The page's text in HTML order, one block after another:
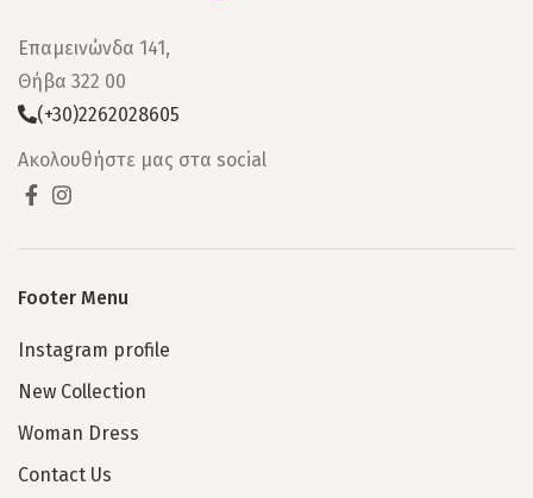
Επαμεινώνδα 141,
Θήβα 322 00
(+30)2262028605
Ακολουθήστε μας στα social
Footer Menu
Instagram profile
New Collection
Woman Dress
Contact Us